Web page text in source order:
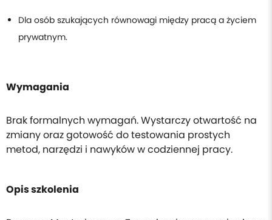
Dla osób szukających równowagi między pracą a życiem
prywatnym.
Wymagania
Brak formalnych wymagań. Wystarczy otwartość na
zmiany oraz gotowość do testowania prostych
metod, narzędzi i nawyków w codziennej pracy.
Opis szkolenia